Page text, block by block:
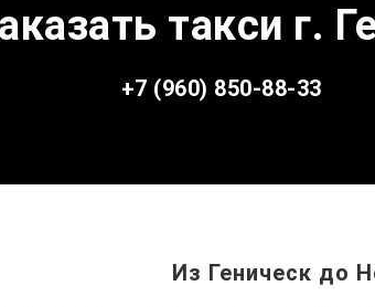
такси г.
+7 (960) 850-88-33
Из Геническ до